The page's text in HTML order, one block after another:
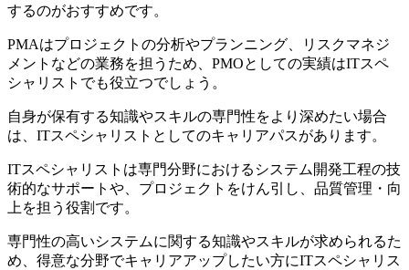
するのがおすすめです。
PMAはプロジェクトの分析やプランニング
リスクマネジ
メント などの業務を担うため、PMOとしての実績はITスペ
シャリストでも役立つでしょう。
自身が保有する知識やスキルの専門性をより深めたい場合
は、 ITスペシャリスト としてのキャリアパスがあります。
ITスペシャリストは専門分野におけるシステム開発工程の技
術的なサポートや、プロジェクトをけん引し、品質管理・向
上を担う役割です。
専門性の高いシステムに関する知識やスキルが求められるた
め、得意な分野でキャリアアップしたい方にITスペシャリス